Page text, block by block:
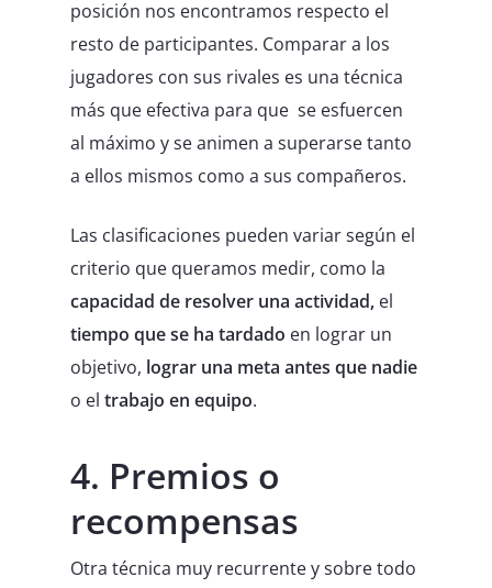
posición nos encontramos respecto el
resto de participantes. Comparar a los
jugadores con sus rivales es una técnica
más que efectiva para que se esfuercen
al máximo y se animen a superarse tanto
a ellos mismos como a sus compañeros.
Las clasificaciones pueden variar según el
criterio que queramos medir, como la
capacidad de resolver una actividad, el
tiempo que se ha tardado en lograr un
objetivo, lograr una meta antes que nadie
o eltrabajo en equipo.
4. Premios o
recompensas
Otra técnica muy recurrente y sobre todo